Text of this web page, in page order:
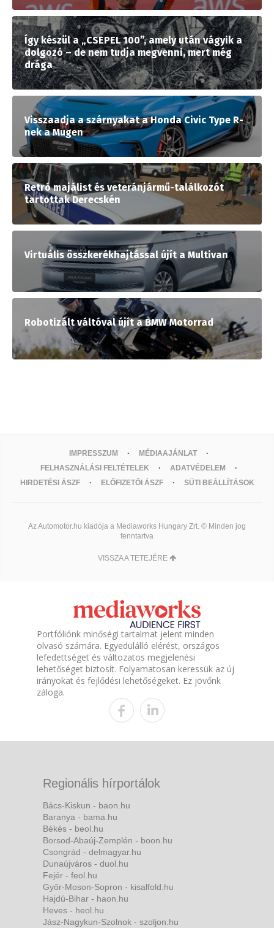
Így készül a „CSEPEL 100”, amely után vágyik a
dolgozó – de nem tudja megvenni, mert még
drága
Visszaadja a szárnyakat a Honda Civic Type R-
nek a Mugen
Retró majálist és veteránjármű-találkozót
tartottak Derecskén
Virtuális összkerékhajtással újít a Multivan
Robotizált váltóval újít a BMW Motorrad
IMPRESSZUM
MÉDIAAJÁNLAT
FELHASZNÁLÁSI FELTÉTELEK
ADATVÉDELEM
HIRDETÉSI ÁSZF
ELŐFIZETŐI ÁSZF SÜTI BEÁLLÍTÁSOK
Az Automotor.hu kiadója a Mediaworks Hungary Zrt. © Minden jog
fenntartva
VISSZA A TETEJÉRE
Portfóliónk minőségi tartalmat jelent minden
olvasó számára. Egyedülálló elérést, országos
lefedettséget és változatos megjelenési
lehetőséget biztosít. Folyamatosan keressük az új
irányokat és fejlődési lehetőségeket. Ez jövőnk
záloga.
Regionális hírportálok
Bács-Kiskun - baon.hu
Baranya - bama.hu
Békés - beol.hu
Borsod-Abaúj-Zemplén - boon.hu
Csongrád - delmagyar.hu
Dunaújváros - duol.hu
Fejér - feol.hu
Győr-Moson-Sopron - kisalfold.hu
Hajdú-Bihar - haon.hu
Heves - heol.hu
Jász-Nagykun-Szolnok - szoljon.hu